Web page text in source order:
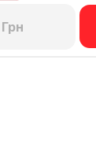
Грн